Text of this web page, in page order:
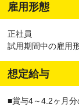
雇用形態
正社員
試用期間中の雇用
想定給与
■賞与4～4.2ヶ月分